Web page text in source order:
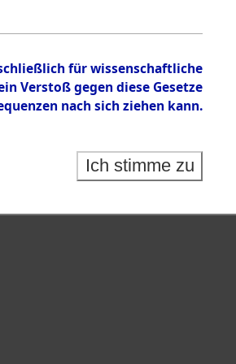
für wissenschaftliche
Verstoß gegen diese Gesetze
nach sich ziehen kann.
Ich stimme zu